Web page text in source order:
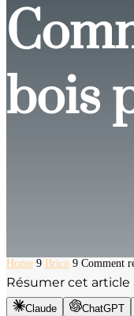
bois
Home 9 Brico 9 Comment
Résumer cet article
Claude ChatGPT